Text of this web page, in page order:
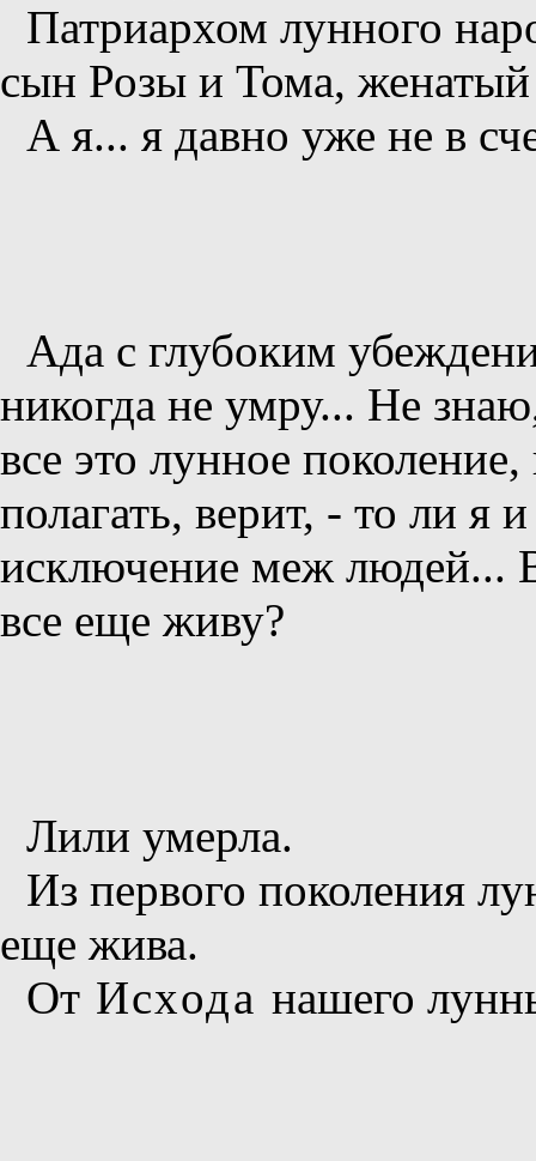
Патриархом лунного
сын Розы и Тома,
А я... я давно уже не в
Ада с глубоким
никогда не умру... Не
все это лунное
полагать, верит, - то ли я
исключение меж людей...
все еще живу?
Лили умерла.
Из первого поколения
еще жива.
От Исходанашего